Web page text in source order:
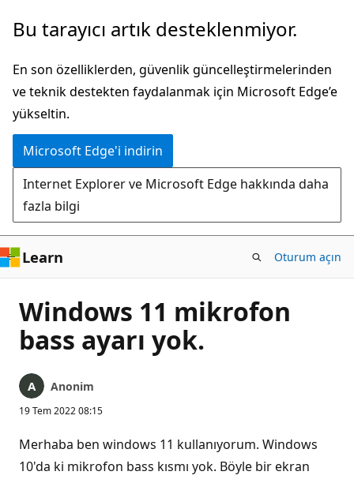
Ana
atla
Bu tarayıcı artık desteklenmiyor.
En son özelliklerden, güvenlik güncelleştirmelerinden
ve teknik destekten faydalanmak için Microsoft Edge’e
yükseltin.
Microsoft Edge'i indirin
Internet Explorer ve Microsoft Edge hakkında daha
fazla bilgi
Learn Oturum açın
Windows 11 mikrofon
bass ayarı yok.
Anonim
19 Tem 2022 08:15
Merhaba ben windows 11 kullanıyorum. Windows
10'da ki mikrofon bass kısmı yok. Böyle bir ekran